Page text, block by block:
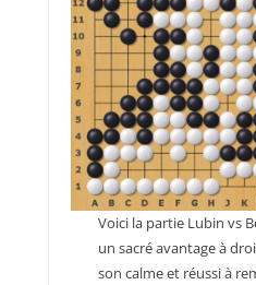
Voici la partie Lubin vs
un sacré avantage à
son calme et réussi à